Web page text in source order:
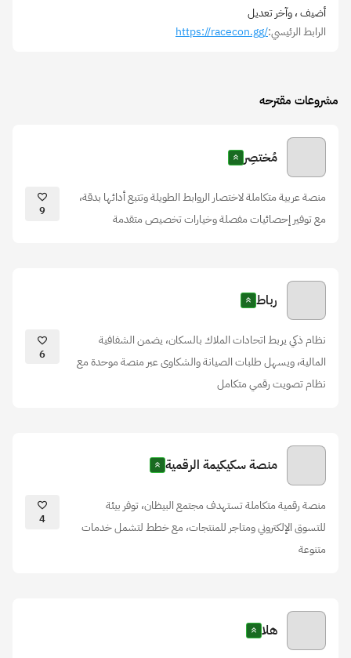
أضيف، وآخر تعديل
الرابط الرئيسي:https://racecon.gg/
مشروعات مقترحه
مُختصِر
منصة عربية متكاملة لاختصار الروابط الطويلة وتتبع أدائها بدقة،
مع توفير إحصائيات مفصلة وخيارات تخصيص متقدمة
9
رباط
نظام ذكي يربط اتحادات الملاك بالسكان، يضمن الشفافية
المالية، ويسهل طلبات الصيانة والشكاوى عبر منصة موحدة مع
نظام تصويت رقمي متكامل
6
منصة سكيكيمة الرقمية
منصة رقمية متكاملة تستهدف مجتمع البيظان، توفر بيئة
للتسوق الإلكتروني ومتاجر للمنتجات، مع خطط لتشمل خدمات
متنوعة
4
هلا